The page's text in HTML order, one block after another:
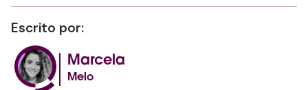
Escrito por:
Marcela
Melo